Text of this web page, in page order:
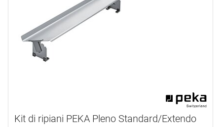
Kit di ripiani PEKA Pleno Standard/Extendo